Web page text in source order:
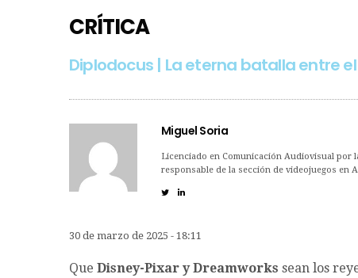
CRÍTICA
Diplodocus | La eterna batalla entre
Miguel Soria
Licenciado en Comunicación Audiovisual por
responsable de la sección de videojuegos en
30 de marzo de 2025 - 18:11
Que Disney-Pixar y Dreamworks sean los